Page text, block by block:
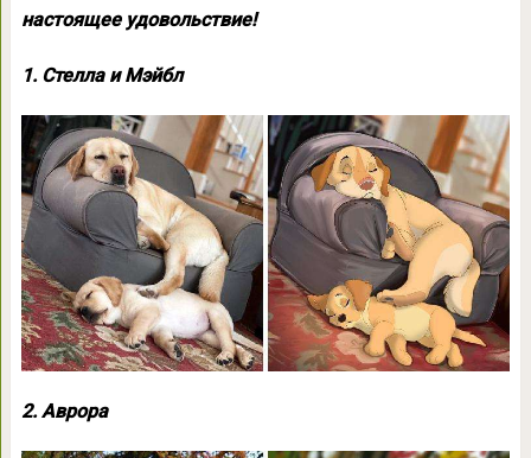
настоящее удовольствие!
1. Стелла и Мэйбл
2. Аврора